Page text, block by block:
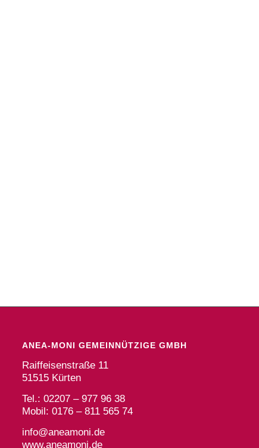
ANEA-MONI GEMEINNÜTZIGE GMBH
Raiffeisenstraße 11
51515 Kürten
Tel.: 02207 – 977 96 38
Mobil: 0176 – 811 565 74
info@aneamoni.de
www.aneamoni.de